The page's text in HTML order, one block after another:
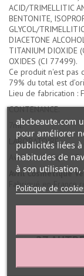
ACID/TRIMELLITIC
BENTONITE,
GLYCOL/
DIACETONE
TITANIUM DIOXIDE
OXIDES (CI 77499).
Ce produit n'est pas
79% du total est
Lieu de fabrication :
CONTENANCE:
7ml.
LABORATOIRE :
Avril Cosmétique -
Avril Cosmétique
Fabriqué en
27
abcbeaute.com
pour améliorer
publicités liées
habitudes de
à son utilisation,
Politique de